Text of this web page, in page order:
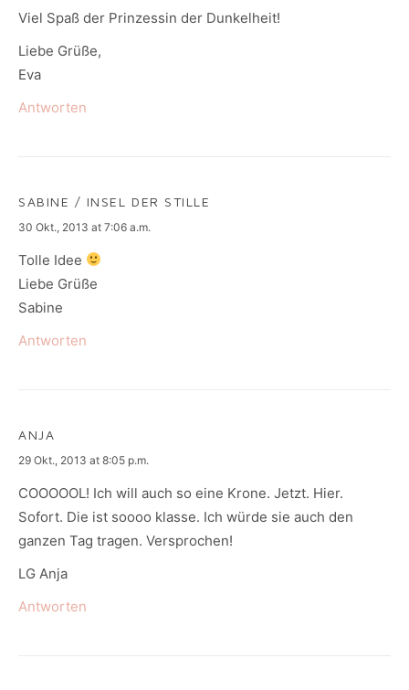
Viel Spaß der Prinzessin der Dunkelheit!
Liebe Grüße,
Eva
Antworten
SABINE / INSEL DER STILLE
says:
30 Okt., 2013 at 7:06 a.m.
Tolle Idee
Liebe Grüße
Sabine
Antworten
ANJA
says:
29 Okt., 2013 at 8:05 p.m.
COOOOOL! Ich will auch so eine Krone. Jetzt. Hier.
Sofort. Die ist soooo klasse. Ich würde sie auch den
ganzen Tag tragen. Versprochen!
LG Anja
Antworten